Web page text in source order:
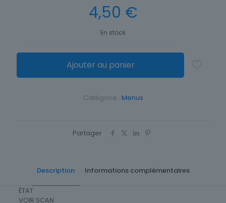
4,50 €
En stock
Ajouter au panier
Catégorie : Menus
Partager
Description Informations complémentaires
ÉTAT
VOIR SCAN